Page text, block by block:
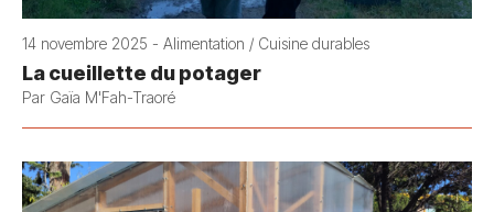
14 novembre 2025 - Alimentation / Cuisine durables
La cueillette du potager
Par Gaïa M'Fah-Traoré